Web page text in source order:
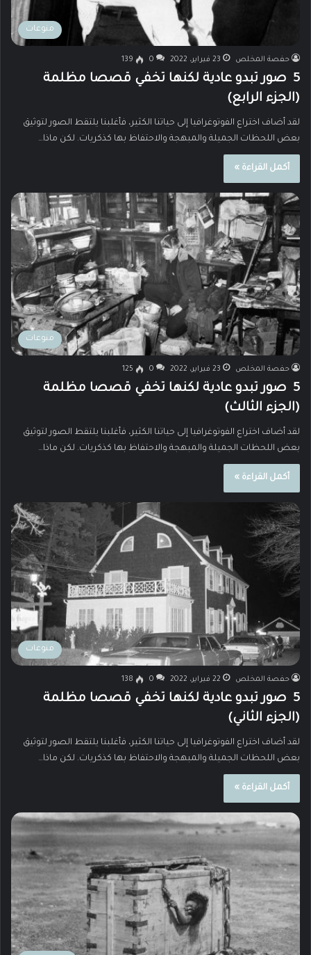
منوعات
حفصة المخلص 23 فبراير، 2022 0
139
5 صور تبدو عادية لكنها تخفي قصصا مظلمة
(الجزء الرابع)
لقد أضاف اختراع الفوتوغرافيا إلى حياتنا الكثير، فأغلبنا يلتقط الصور لتوثيق
بعض اللحظات الجميلة والمبهجة والاحتفاظ بها كذكريات. لكن ماذا…
أكمل القراءة »
منوعات
حفصة المخلص 23 فبراير، 2022 0
125
5 صور تبدو عادية لكنها تخفي قصصا مظلمة
(الجزء الثالث)
لقد أضاف اختراع الفوتوغرافيا إلى حياتنا الكثير، فأغلبنا يلتقط الصور لتوثيق
بعض اللحظات الجميلة والمبهجة والاحتفاظ بها كذكريات. لكن ماذا…
أكمل القراءة »
منوعات
حفصة المخلص 22 فبراير، 2022 0
138
5 صور تبدو عادية لكنها تخفي قصصا مظلمة
(الجزء الثاني)
لقد أضاف اختراع الفوتوغرافيا إلى حياتنا الكثير، فأغلبنا يلتقط الصور لتوثيق
بعض اللحظات الجميلة والمبهجة والاحتفاظ بها كذكريات. لكن ماذا…
أكمل القراءة »